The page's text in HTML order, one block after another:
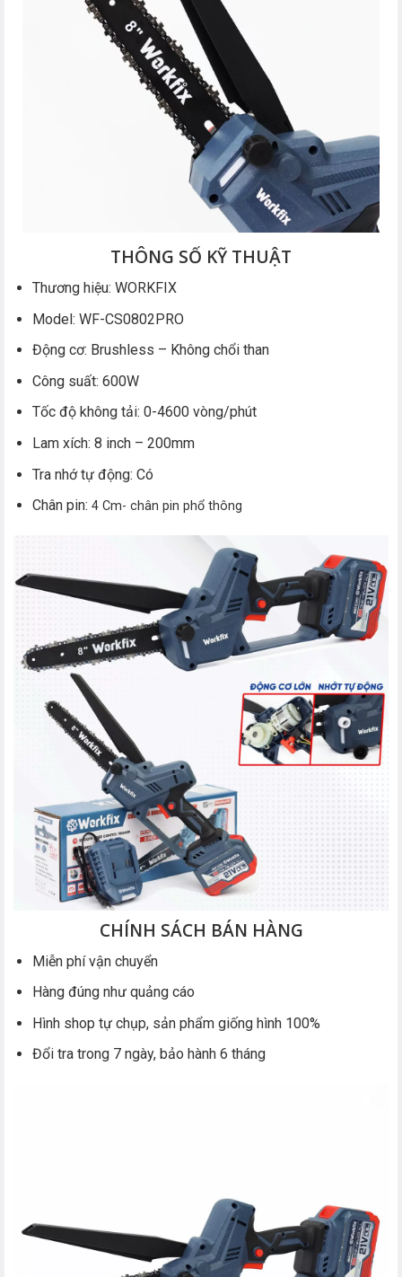
THÔNG SỐ KỸ THUẬT
Thương hiệu: WORKFIX
Model: WF-CS0802PRO
Động cơ: Brushless – Không chổi than
Công suất: 600W
Tốc độ không tải: 0-4600 vòng/phút
Lam xích: 8 inch – 200mm
Tra nhớ tự động: Có
Chân pin: 4 Cm- chân pin phổ thông
CHÍNH SÁCH BÁN HÀNG
Miễn phí vận chuyển
Hàng đúng như quảng cáo
Hình shop tự chụp, sản phẩm giống hình 100%
Đổi tra trong 7 ngày, bảo hành 6 tháng